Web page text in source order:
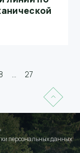
... 27
персональных данных